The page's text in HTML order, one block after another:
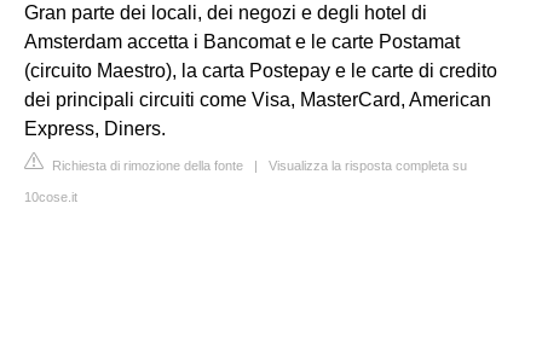
Gran parte dei locali, dei negozi e degli hotel di
Amsterdam accetta i Bancomat e le carte Postamat
(circuito Maestro), la carta Postepay e le carte di credito
dei principali circuiti come Visa, MasterCard, American
Express, Diners.
Richiesta di rimozione della fonte | Visualizza la risposta completa su
10cose.it